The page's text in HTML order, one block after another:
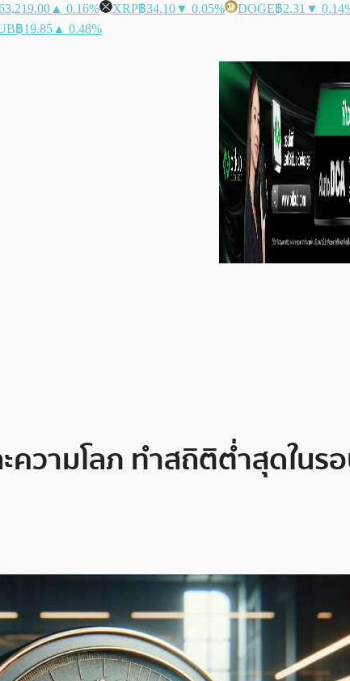
▲ 0.16% XRP฿34.10▼ 0.05% DOGE฿2.31 ▼
฿19.85 ▲ 0.48%
วามโลภ ทำสถิติต่ำสุดในร